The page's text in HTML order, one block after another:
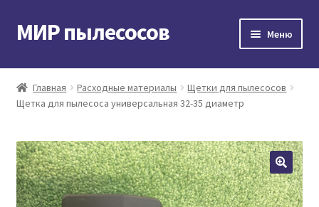
Перейти
к
Перейти
к
МИР пылесосов Меню
Главная
Мой аккаунт
Доставка и оплата
Контакты
Главная Расходные материалы
Щетки для пылесосов
Щетка для пылесоса универсальная 32-35 диаметр